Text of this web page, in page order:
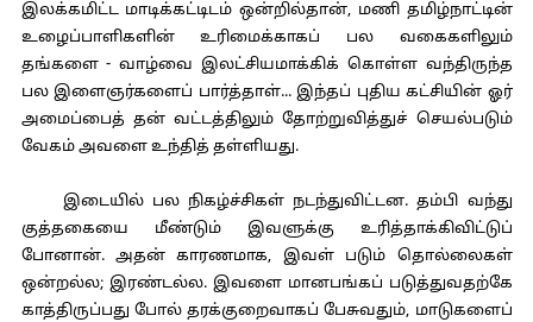
இலக்கமிட்ட மாடிக்கட்டிடம் ஒன்றில்தான், மணி தமிழ்நாட்டின்
உழைப்பாளிகளின் உரிமைக்காகப் பல வகைகளிலும்
தங்களை - வாழ்வை இலட்சியமாக்கிக் கொள்ள வந்திருந்த
பல இளைஞர்களைப் பார்த்தாள்... இந்தப் புதிய கட்சியின் ஓர்
அமைப்பைத் தன் வட்டத்திலும் தோற்றுவித்துச் செயல்படும்
வேகம் அவளை உந்தித் தள்ளியது.
இடையில் பல நிகழ்ச்சிகள் நடந்துவிட்டன. தம்பி வந்து
குத்தகையை மீண்டும் இவளுக்கு உரித்தாக்கிவிட்டுப்
போனான். அதன் காரணமாக, இவள் படும் தொல்லைகள்
ஒன்றல்ல; இரண்டல்ல. இவளை மானபங்கப் படுத்துவதற்கே
காத்திருப்பது போல் தரக்குறைவாகப் பேசுவதும், மாடுகளைப்